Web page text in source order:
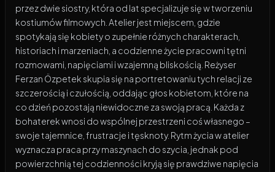
przez dwie siostry, która od lat specjalizuje się w tworzeniu
kostiumów filmowych. Atelier jest miejscem, gdzie
spotykają się kobiety o zupełnie różnych charakterach,
historiach i marzeniach, a codzienne życie pracowni tętni
rozmowami, napięciami i wzajemną bliskością. Reżyser
Ferzan Özpetek skupia się na portretowaniu tych relacji ze
szczerością i czułością, oddając głos kobietom, które na
co dzień pozostają niewidoczne za swoją pracą. Każda z
bohaterek wnosi do wspólnej przestrzeni coś własnego –
swoje tajemnice, frustracje i tęsknoty. Rytm życia w atelier
wyznacza praca przy maszynach do szycia, jednak pod
powierzchnią tej codzienności kryją się prawdziwe napięcia